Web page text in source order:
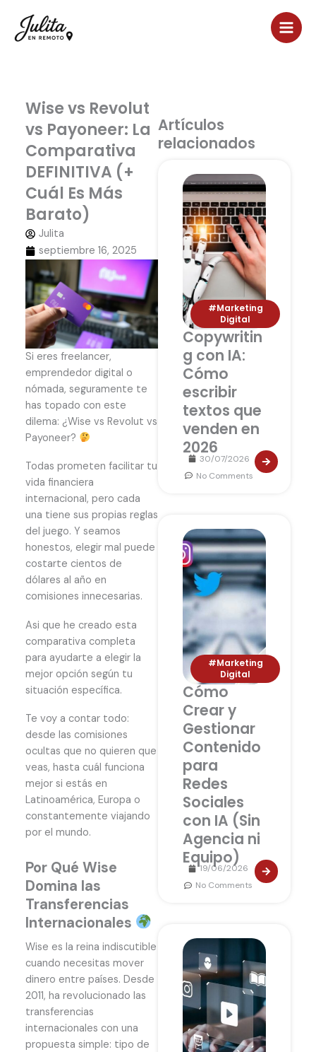
contenido
Wise vs Revolut
vs Payoneer: La
Comparativa
DEFINITIVA (+
Cuál Es Más
Barato)
Julita
septiembre 16, 2025
Si eres freelancer,
emprendedor digital o
nómada, seguramente te
has topado con este
dilema: ¿Wise vs Revolut vs
Payoneer?
Todas prometen facilitar tu
vida financiera
internacional, pero cada
una tiene sus propias reglas
del juego. Y seamos
honestos, elegir mal puede
costarte cientos de
dólares al año en
comisiones innecesarias.
Asi que he creado esta
comparativa completa
para ayudarte a elegir la
mejor opción según tu
situación específica.
Te voy a contar todo:
desde las comisiones
ocultas que no quieren que
veas, hasta cuál funciona
mejor si estás en
Latinoamérica, Europa o
constantemente viajando
por el mundo.
Por Qué Wise
Domina las
Transferencias
Internacionales
Wise es la reina indiscutible
cuando necesitas mover
dinero entre países. Desde
2011, ha revolucionado las
transferencias
internacionales con una
propuesta simple: tipo de
Artículos
relacionados
#Marketing
Digital
Copywritin
g con IA:
Cómo
escribir
textos que
venden en
2026
30/07/2026
No Comments
#Marketing
Digital
Cómo
Crear y
Gestionar
Contenido
para
Redes
Sociales
con IA (Sin
Agencia ni
Equipo)
19/06/2026
No Comments